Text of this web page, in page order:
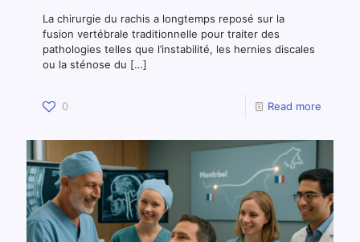
La chirurgie du rachis a longtemps reposé sur la
fusion vertébrale traditionnelle pour traiter des
pathologies telles que l’instabilité, les hernies discales
ou la sténose du […]
0 Read more